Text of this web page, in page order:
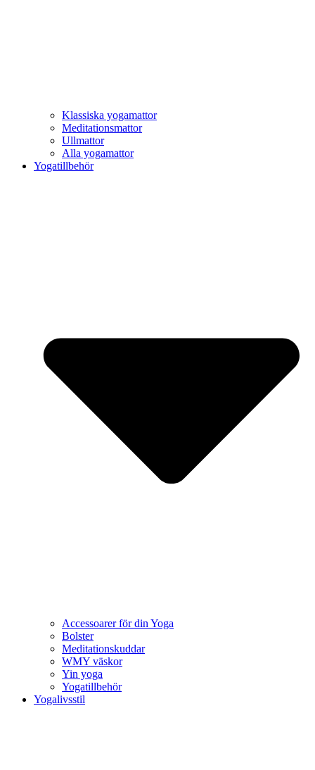
Klassiska yogamattor
Meditationsmattor
Ullmattor
Alla yogamattor
Yogatillbehör
Accessoarer för din Yoga
Bolster
Meditationskuddar
WMY väskor
Yin yoga
Yogatillbehör
Yogalivsstil